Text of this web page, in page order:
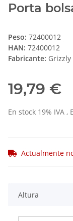
Porta
Peso: 72400012
HAN: 72400012
Fabricante: Grizzly
19,79 €
En stock 19% IVA ,
Actualmente
Altura